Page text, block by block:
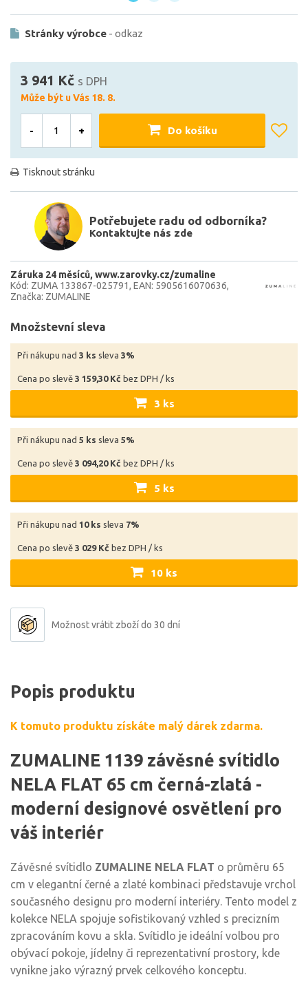
Stránky výrobce - odkaz
3 941 Kč s DPH
Může být u Vás 18. 8.
- + Do košíku
Tisknout stránku
Potřebujete radu od odborníka?
Kontaktujte nás zde
Záruka 24 měsíců www.zarovky.cz/zumaline
Kód: ZUMA 133867-025791 EAN: 5905616070636
Značka: ZUMALINE
Množstevní sleva
Při nákupu nad 3 ks sleva 3%
Cena po slevě 3 159,30 Kč bez DPH / ks
3 ks
Při nákupu nad 5 ks sleva 5%
Cena po slevě 3 094,20 Kč bez DPH / ks
5 ks
Při nákupu nad 10 ks sleva 7%
Cena po slevě 3 029 Kč bez DPH / ks
10 ks
Možnost vrátit zboží do 30 dní
Popis produktu
K tomuto produktu získáte malý dárek zdarma.
ZUMALINE 1139 závěsné svítidlo
NELA FLAT 65 cm černá-zlatá -
moderní designové osvětlení pro
váš interiér
Závěsné svítidlo ZUMALINE NELA FLAT o průměru 65
cm v elegantní černé a zlaté kombinaci představuje vrchol
současného designu pro moderní interiéry. Tento model z
kolekce NELA spojuje sofistikovaný vzhled s precizním
zpracováním kovu a skla. Svítidlo je ideální volbou pro
obývací pokoje, jídelny či reprezentativní prostory, kde
vynikne jako výrazný prvek celkového konceptu.